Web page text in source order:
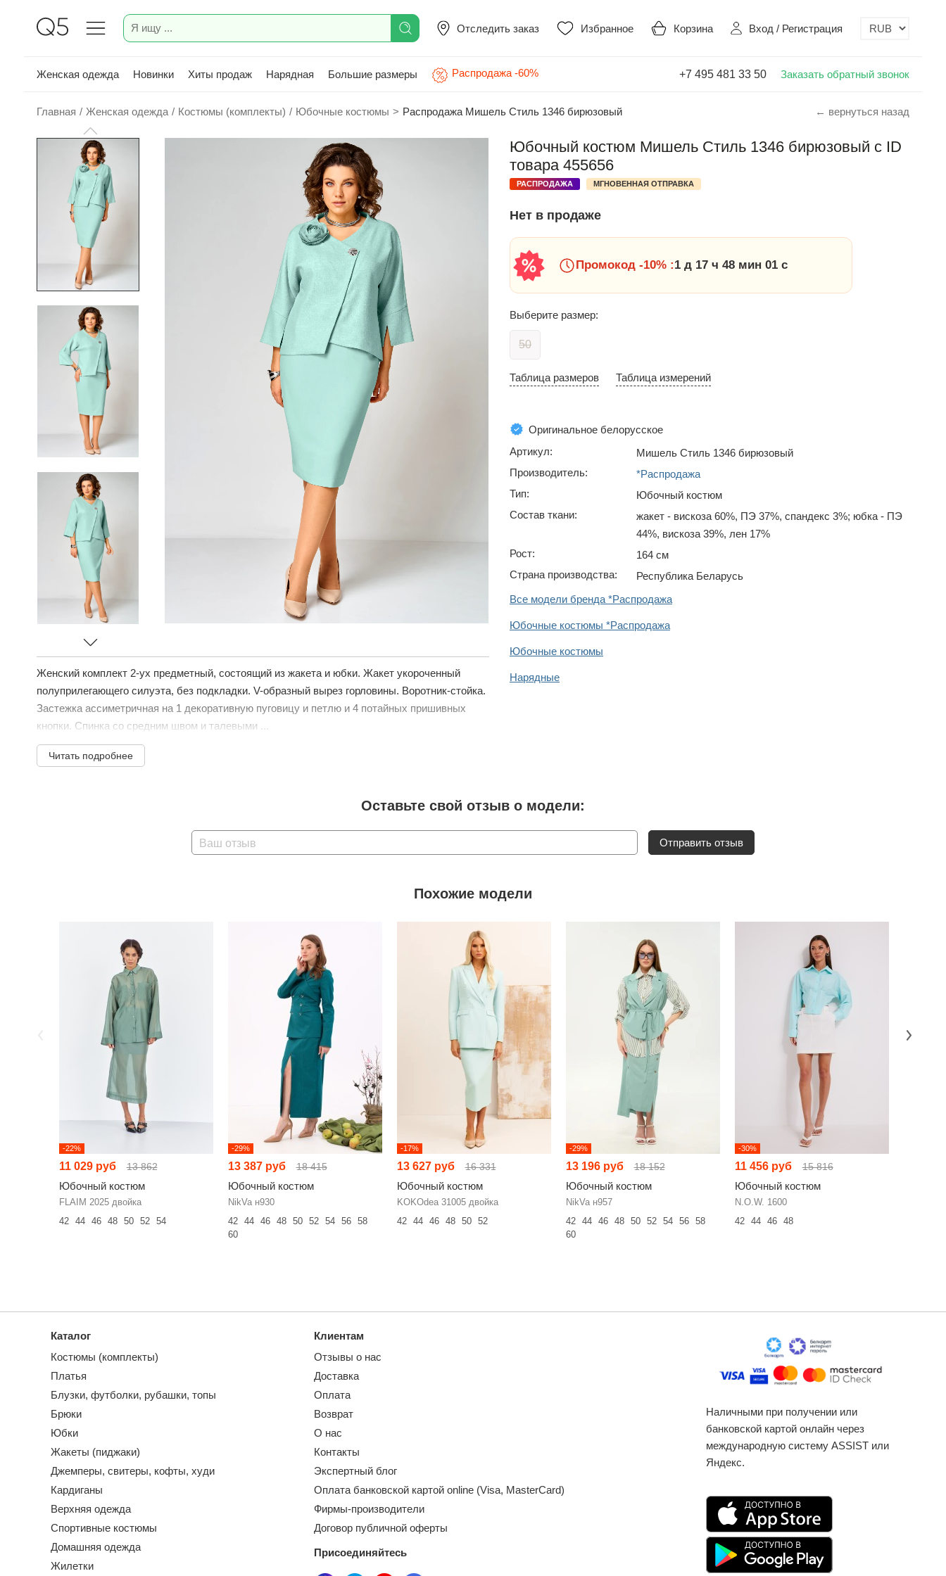
Отследить заказ Избранное Корзина Вход / Регистрация
Женская одежда Новинки Хиты продаж Нарядная Большие размеры Распродажа -60% +7 495 481 33 50 Заказать обратный звонок
Главная / Женская одежда / Костюмы (комплекты) / Юбочные костюмы > Распродажа Мишель Стиль 1346 бирюзовый ← вернуться назад
Женский комплект 2-ух предметный, состоящий из жакета и юбки. Жакет укороченный
полуприлегающего силуэта, без подкладки. V-образный вырез горловины. Воротник-стойка.
Застежка ассиметричная на 1 декоративную пуговицу и петлю и 4 потайных пришивных
кнопки. Спинка со средним швом и талевыми ...
Читать подробнее
Юбочный костюм Мишель Стиль 1346 бирюзовый с ID
товара 455656
РАСПРОДАЖА МГНОВЕННАЯ ОТПРАВКА
Нет в продаже
Промокод -10% :1 д 17 ч 48 мин 00 с
Выберите размер:
50
Таблица размеров Таблица измерений
Оригинальное белорусское
Артикул:
Мишель Стиль 1346 бирюзовый
Производитель:
*Распродажа
Тип:
Юбочный костюм
Состав ткани:
жакет - вискоза 60%, ПЭ 37%, спандекс 3%; юбка - ПЭ
44%, вискоза 39%, лен 17%
Рост:
164 см
Страна производства:
Республика Беларусь
Все модели бренда *Распродажа
Юбочные костюмы *Распродажа
Юбочные костюмы
Нарядные
Оставьте свой отзыв о модели:
Ваш отзыв Отправить отзыв
Похожие модели
-22%
11 029 руб 13 862
Юбочный костюм
FLAIM 2025 двойка
42
44 46 48 50 52 54
-29%
13 387 руб 18 415
Юбочный костюм
NikVa н930
42
44 46 48 50 52 54 56
58
60
-17%
13 627 руб 16 331
Юбочный костюм
KOKOdea 31005 двойка
42
44 46 48 50 52
-29%
13 196 руб 18 152
Юбочный костюм
NikVa н957
42
44 46 48 50 52 54 56
58
60
-30%
11 456 руб 15 816
Юбочный костюм
N.O.W. 1600
42
44 46 48
Каталог
Костюмы (комплекты)
Платья
Блузки, футболки, рубашки, топы
Брюки
Юбки
Жакеты (пиджаки)
Джемперы, свитеры, кофты, худи
Кардиганы
Верхняя одежда
Спортивные костюмы
Домашняя одежда
Жилетки
Клиентам
Отзывы о нас
Доставка
Оплата
Возврат
О нас
Контакты
Экспертный блог
Оплата банковской картой online (Visa, MasterCard)
Фирмы-производители
Договор публичной оферты
Присоединяйтесь
Наличными при получении или
банковской картой онлайн через
международную систему ASSIST или
Яндекс.